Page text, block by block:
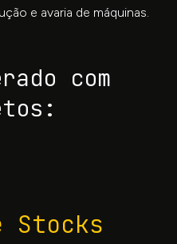
e avaria de máquinas.
com
Stocks